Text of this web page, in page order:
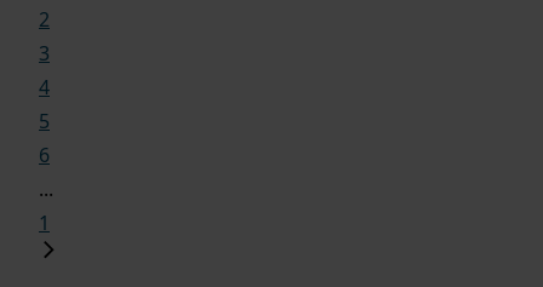
2
3
4
5
6
...
1